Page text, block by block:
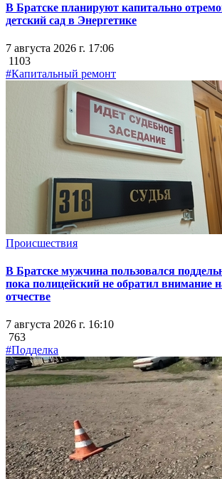
В Братске планируют капитально
детский сад в Энергетике
7 августа 2026 г. 17:06
1103
#Капитальный ремонт
Происшествия
В Братске мужчина пользовался
пока полицейский не обратил внимание
отчестве
7 августа 2026 г. 16:10
763
#Подделка